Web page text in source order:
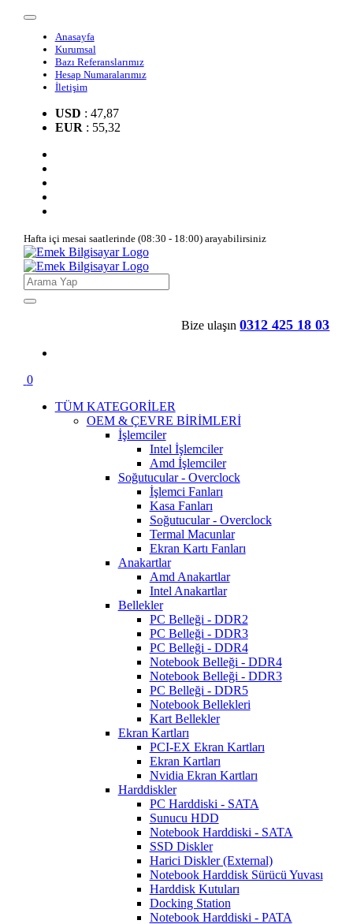
Anasayfa
Kurumsal
Bazı Referanslarımız
Hesap Numaralarımız
İletişim
USD : 47,87
EUR : 55,32
Hafta içi mesai saatlerinde (08:30 - 18:00) arayabilirsiniz
Bize ulaşın 0312 425 18 03
0
TÜM KATEGORİLER
OEM & ÇEVRE BİRİMLERİ
İşlemciler
Intel İşlemciler
Amd İşlemciler
Soğutucular - Overclock
İşlemci Fanları
Kasa Fanları
Soğutucular - Overclock
Termal Macunlar
Ekran Kartı Fanları
Anakartlar
Amd Anakartlar
Intel Anakartlar
Bellekler
PC Belleği - DDR2
PC Belleği - DDR3
PC Belleği - DDR4
Notebook Belleği - DDR4
Notebook Belleği - DDR3
PC Belleği - DDR5
Notebook Bellekleri
Kart Bellekler
Ekran Kartları
PCI-EX Ekran Kartları
Ekran Kartları
Nvidia Ekran Kartları
Harddiskler
PC Harddiski - SATA
Sunucu HDD
Notebook Harddiski - SATA
SSD Diskler
Harici Diskler (External)
Notebook Harddisk Sürücü Yuvası
Harddisk Kutuları
Docking Station
Notebook Harddiski - PATA